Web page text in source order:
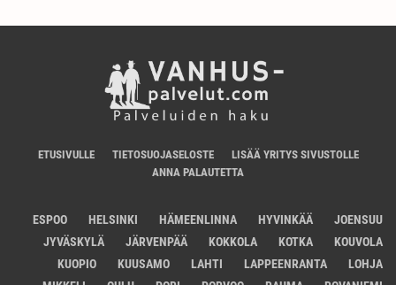
ETUSIVULLE TIETOSUOJASELOSTE
LISÄÄ YRITYS SIVUSTOLLE
ANNA PALAUTETTA
ESPOO HELSINKI HÄMEENLINNA HYVINKÄÄ
JOENSUU
JYVÄSKYLÄ
JÄRVENPÄÄ KOKKOLA KOTKA
KOUVOLA
KUOPIO
KUUSAMO LAHTI LAPPEENRANTA
LOHJA